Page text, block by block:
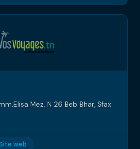
Mez. N 26 Beb Bhar, Sfax
web